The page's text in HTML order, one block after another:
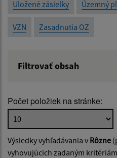
Uložené zásielky Územný
VZN Zasadnutia OZ
Filtrovať obsah
Popis:
Dátum zverejnenia od:
Počet položiek na stránke:
Výsledky vyhľadávania v Rôzne
vyhovujúcich zadaným